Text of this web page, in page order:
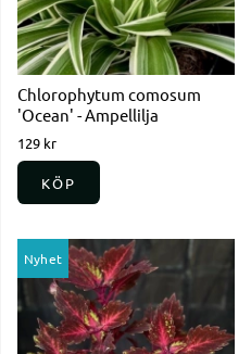
Chlorophytum comosum
'Ocean' - Ampellilja
129 kr
KÖP
Nyhet